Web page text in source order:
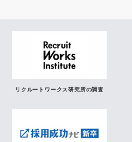
リクルートワークス研究所の調査